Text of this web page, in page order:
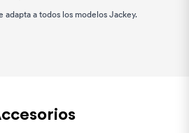
adapta a todos los modelos Jackey.